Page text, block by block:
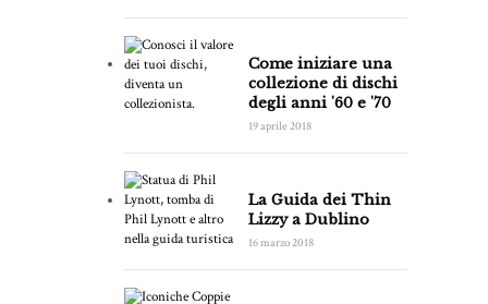
Come iniziare una
collezione di dischi
degli anni '60 e '70
19 aprile 2018
La Guida dei Thin
Lizzy a Dublino
16 marzo 2018